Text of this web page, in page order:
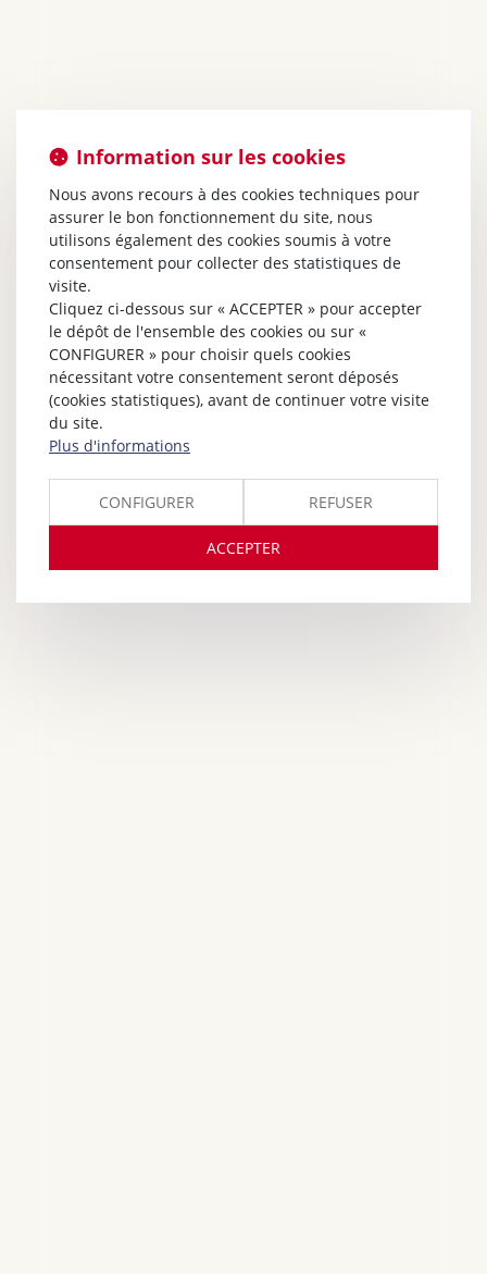
Information sur les cookies
Nous avons recours à des cookies techniques pour
assurer le bon fonctionnement du site, nous
utilisons également des cookies soumis à votre
consentement pour collecter des statistiques de
visite.
Cliquez ci-dessous sur « ACCEPTER » pour accepter
le dépôt de l'ensemble des cookies ou sur «
CONFIGURER » pour choisir quels cookies
nécessitant votre consentement seront déposés
(cookies statistiques), avant de continuer votre visite
du site.
Plus d'informations
CONFIGURER REFUSER
ACCEPTER